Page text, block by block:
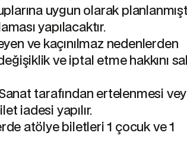
uygun olarak
yapılacaktır.
ve kaçınılmaz nedenlerden
ve iptal etme hakkını
tarafından ertelenmesi
iadesi yapılır.
atölye biletleri 1 çocuk ve 1